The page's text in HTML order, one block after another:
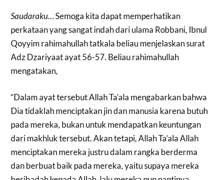
Saudaraku… Semoga kita dapat memperhatikan
perkataan yang sangat indah dari ulama Robbani, Ibnul
Qoyyim rahimahullah tatkala beliau menjelaskan surat
Adz Dzariyaat ayat 56-57. Beliau rahimahullah
mengatakan,
“Dalam ayat tersebut Allah Ta’ala mengabarkan bahwa
Dia tidaklah menciptakan jin dan manusia karena butuh
pada mereka, bukan untuk mendapatkan keuntungan
dari makhluk tersebut. Akan tetapi, Allah Ta’ala Allah
menciptakan mereka justru dalam rangka berderma
dan berbuat baik pada mereka, yaitu supaya mereka